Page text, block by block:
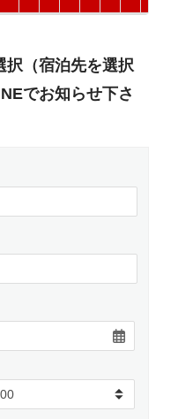
択（宿泊先を選択
でお知らせ下さ